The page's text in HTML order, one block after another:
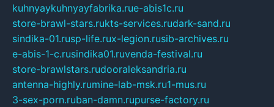
kuhnyaykuhnyayfabrika.rue-abis1c.ru
store-brawl-stars.rukts-services.rudark-sand.ru
sindika-01.rusp-life.rux-legion.rusib-archives.ru
e-abis-1-c.rusindika01.ruvenda-festival.ru
store-brawlstars.rudooraleksandria.ru
antenna-highly.rumine-lab-msk.ru1-mus.ru
3-sex-porn.ruban-damn.rupurse-factory.ru